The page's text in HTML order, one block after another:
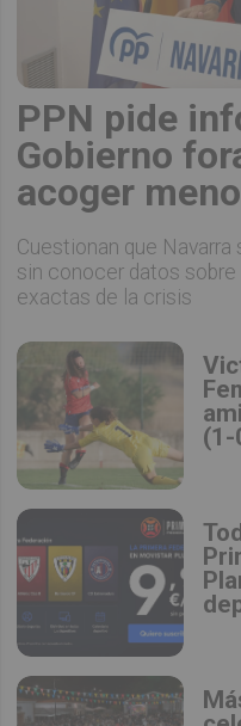
PPN pide
Gobierno
acoger
Cuestionan que
sin conocer datos
exactas de la crisis
(1-